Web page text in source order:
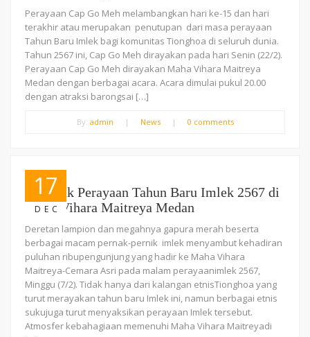
Perayaan Cap Go Meh melambangkan hari ke-15 dan hari
terakhir atau merupakan penutupan dari masa perayaan
Tahun Baru Imlek bagi komunitas Tionghoa di seluruh dunia.
Tahun 2567 ini, Cap Go Meh dirayakan pada hari Senin (22/2).
Perayaan Cap Go Meh dirayakan Maha Vihara Maitreya
Medan dengan berbagai acara. Acara dimulai pukul 20.00
dengan atraksi barongsai […]
By: admin | News | 0 comments
17
DEC
Semarak Perayaan Tahun Baru Imlek 2567 di
Maha Vihara Maitreya Medan
Deretan lampion dan megahnya gapura merah beserta
berbagai macam pernak-pernik imlek menyambut kehadiran
puluhan ribupengunjung yang hadir ke Maha Vihara
Maitreya-Cemara Asri pada malam perayaanimlek 2567,
Minggu (7/2). Tidak hanya dari kalangan etnisTionghoa yang
turut merayakan tahun baru Imlek ini, namun berbagai etnis
sukujuga turut menyaksikan perayaan Imlek tersebut.
Atmosfer kebahagiaan memenuhi Maha Vihara Maitreyadi